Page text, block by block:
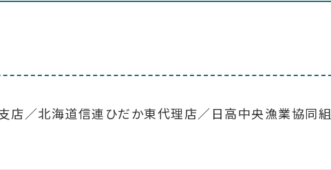
店／北海道信連ひだか東代理店／日高中央漁業協同組